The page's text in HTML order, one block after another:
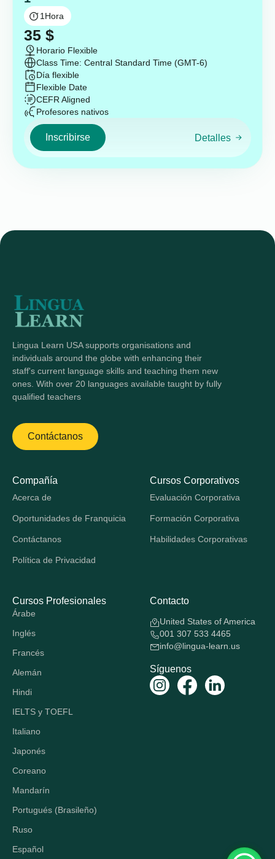
1 Hora
35 $
Horario Flexible
Class Time: Central Standard Time (GMT-6)
Día flexible
Flexible Date
CEFR Aligned
Profesores nativos
Inscribirse Detalles
Lingua Learn USA supports organisations and
individuals around the globe with enhancing their
staff's current language skills and teaching them new
ones. With over 20 languages available taught by fully
qualified teachers
Contáctanos
Compañía
Acerca de
Oportunidades de Franquicia
Contáctanos
Política de Privacidad
Cursos Corporativos
Evaluación Corporativa
Formación Corporativa
Habilidades Corporativas
Cursos Profesionales
Árabe
Inglés
Francés
Alemán
Hindi
IELTS y TOEFL
Italiano
Japonés
Coreano
Mandarín
Portugués (Brasileño)
Ruso
Español
Contacto
United States of America
001 307 533 4465
info@lingua-learn.us
Síguenos